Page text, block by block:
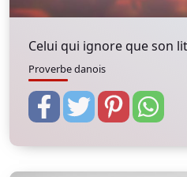
Celui qui ignore que son
Proverbe danois